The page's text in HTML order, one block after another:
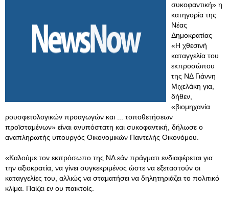
συκοφαντική» η
κατηγορία της
Νέας
Δημοκρατίας
«Η χθεσινή
καταγγελία του
εκπροσώπου
της ΝΔ Γιάννη
Μιχελάκη για,
δήθεν,
«βιομηχανία
ρουσφετολογικών προαγωγών και ... τοποθετήσεων
προϊσταμένων» είναι ανυπόστατη και συκοφαντική, δήλωσε ο
αναπληρωτής υπουργός Οικονομικών Παντελής Οικονόμου.
«Καλούμε τον εκπρόσωπο της ΝΔ εάν πράγματι ενδιαφέρεται για
την αξιοκρατία, να γίνει συγκεκριμένος ώστε να εξεταστούν οι
καταγγελίες του, αλλιώς να σταματήσει να δηλητηριάζει το πολιτικό
κλίμα. Παίζει εν ου παικτοίς.